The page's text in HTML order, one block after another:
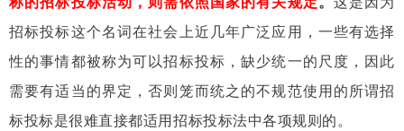
招标投标这个名词在社会上近几年广泛应用，一些有选择
性的事情都被称为可以招标投标，缺少统一的尺度，因此
需要有适当的界定，否则笼而统之的不规范使用的所谓招
标投标是很难直接都适用招标投标法中各项规则的。